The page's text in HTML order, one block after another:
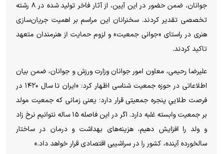
جوانان، ضمن حضور در این آیین، از آثار فاخر تولید شده در ۸ رشته
تخصصی تقدیر کردند. سخنرانان این مراسم بر اهمیت جریان‌سازی
هنری در راستای «جوانی جمعیت» و لزوم حمایت از هنرمندان متعهد
تاکید کردند.
علیرضا رحیمی، معاون امور جوانان وزارت ورزش و جوانان، ضمن بیان
اطلاعاتی در حوزه جمعیت شناسی اظهار کرد: «ایران تا سال ۱۴۲۰ در
فرصت طلاییِ پنجره جمعیتی قرار دارد؛ یعنی زمانی که جمعیت مولد
بر جمعیت وابسته غلبه دارد. اگر در این فاصله ۱۵ ساله نتوانیم نرخ زاد
و ولد را افزایش دهیم، هزینه‌های بهداشت و درمان در ساختار
سالخورده آینده، کشور را در سراشیبی اقتصادی قرار خواهد داد.»